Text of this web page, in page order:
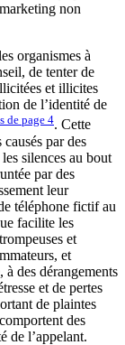
non
organismes à
de tenter de
et illicites
de l’identité de
de page4. Cette
par des
silences au bout
par des
leur
téléphone fictif au
facilite les
et
et
à des dérangements
et de pertes
de plaintes
des
de l’appelant.